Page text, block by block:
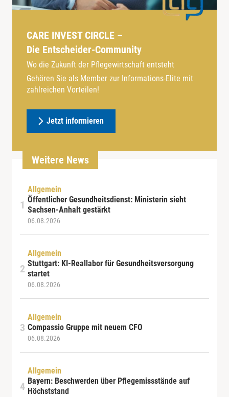
CARE INVEST CIRCLE –
Die Entscheider-Community
Wo die Zukunft der Pflegewirtschaft entsteht
Gehören Sie als Member zur Informations-Elite mit
zahlreichen Vorteilen!
Jetzt informieren
Weitere News
Allgemein
Öffentlicher Gesundheitsdienst: Ministerin sieht
Sachsen-Anhalt gestärkt
06.08.2026
Allgemein
Stuttgart: KI-Reallabor für Gesundheitsversorgung
startet
06.08.2026
Allgemein
Compassio Gruppe mit neuem CFO
06.08.2026
Allgemein
Bayern: Beschwerden über Pflegemissstände auf
Höchststand